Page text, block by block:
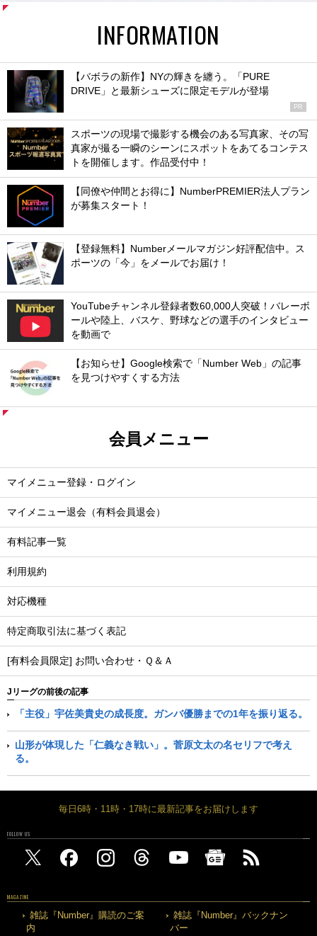
INFORMATION
【バボラの新作】NYの輝きを纏う。「PURE
DRIVE」と最新シューズに限定モデルが登場
PR
スポーツの現場で撮影する機会のある写真家、その写
真家が撮る一瞬のシーンにスポットをあてるコンテス
トを開催します。作品受付中！
【同僚や仲間とお得に】NumberPREMIER法人プラン
が募集スタート！
【登録無料】Numberメールマガジン好評配信中。ス
ポーツの「今」をメールでお届け！
YouTubeチャンネル登録者数60,000人突破！バレーボ
ールや陸上、バスケ、野球などの選手のインタビュー
を動画で
【お知らせ】Google検索で「Number Web」の記事
を見つけやすくする方法
会員メニュー
マイメニュー登録・ログイン
マイメニュー退会（有料会員退会）
有料記事一覧
利用規約
対応機種
特定商取引法に基づく表記
[有料会員限定] お問い合わせ・Ｑ＆Ａ
Jリーグの前後の記事
「主役」宇佐美貴史の成長度。ガンバ優勝までの1年を振り返る。
山形が体現した「仁義なき戦い」。菅原文太の名セリフで考え
る。
毎日6時・11時・17時に最新記事をお届けします
FOLLOW US
MAGAZINE
雑誌『Number』購読のご案
内
雑誌『Number』バックナン
バー